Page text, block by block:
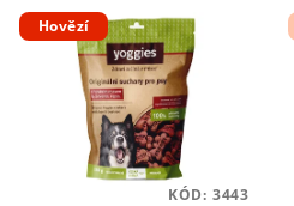
Hovězí
KÓD: 3443